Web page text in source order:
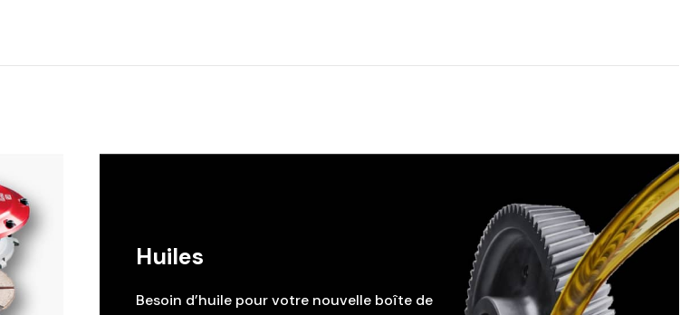
Huiles
Besoin d’huile pour votre nouvelle boîte de